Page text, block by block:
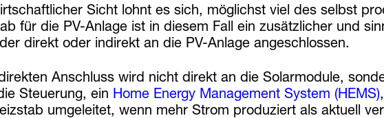
Sicht lohnt es sich, möglichst viel des selbst
für die PV-Anlage ist in diesem Fall ein zusätzlicher und
direkt oder indirekt an die PV-Anlage angeschlossen.
Anschluss wird nicht direkt an die Solarmodule,
Steuerung, ein Home Energy Management System (HEMS)
umgeleitet, wenn mehr Strom produziert als aktuell